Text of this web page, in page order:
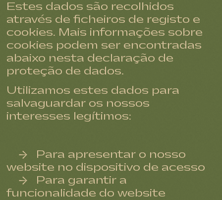
Estes dados são recolhidos
através de ficheiros de registo e
cookies. Mais informações sobre
cookies podem ser encontradas
abaixo nesta declaração de
proteção de dados.
Utilizamos estes dados para
salvaguardar os nossos
interesses legítimos:
Para apresentar o nosso
website no dispositivo de acesso
Para garantir a
funcionalidade do website